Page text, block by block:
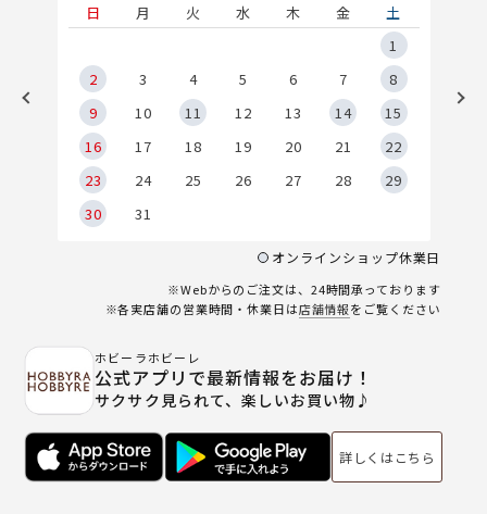
日
月 火 水 木 金
土
1
2
3 4 5 6 7
8
9
10 11 12 13 14
15
16
17 18 19 20 21
22
23
24 25 26 27 28
29
30
31
オンラインショップ休業日
※Webからのご注文は、24時間承っております
※各実店舗の営業時間・休業日は店舗情報をご覧ください
ホビーラホビーレ
公式アプリで最新情報をお届け！
サクサク見られて、楽しいお買い物♪
詳しくはこちら